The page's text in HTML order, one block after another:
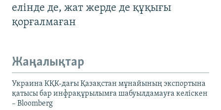
елінде де, жат жерде де құқығы
қорғалмаған
Жаңалықтар
Украина КҚК-дағы Қазақстан мұнайының экспортына
қатысы бар инфрақұрылымға шабуылдамауға келіскен
– Bloomberg